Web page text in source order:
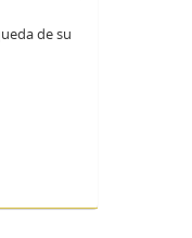
de su